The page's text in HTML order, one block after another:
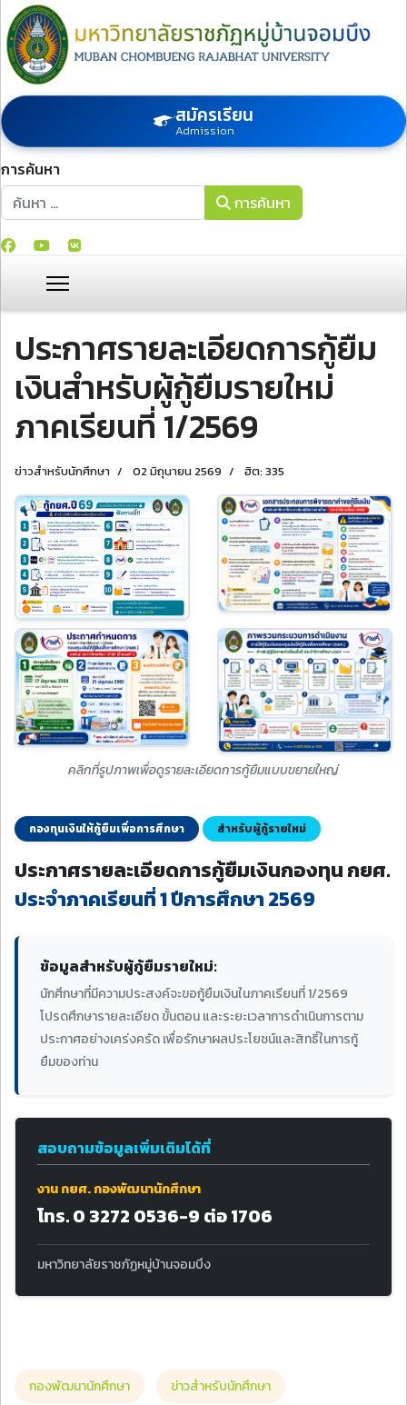
สมัครเรียน
Admission
การค้นหา
การค้นหา
การค้นหา
ประกาศรายละเอียดการกู้ยืม
เงินสำหรับผู้กู้ยืมรายใหม่
ภาคเรียนที่ 1/2569
ข่าวสำหรับนักศึกษา 02 มิถุนายน 2569 ฮิต: 335
คลิกที่รูปภาพเพื่อดูรายละเอียดการกู้ยืมแบบขยายใหญ่
กองทุนเงินให้กู้ยืมเพื่อการศึกษา สำหรับผู้กู้รายใหม่
ประกาศรายละเอียดการกู้ยืมเงินกองทุน กยศ.
ประจำภาคเรียนที่ 1 ปีการศึกษา 2569
ข้อมูลสำหรับผู้กู้ยืมรายใหม่:
นักศึกษาที่มีความประสงค์จะขอกู้ยืมเงินในภาคเรียนที่ 1/2569
โปรดศึกษารายละเอียด ขั้นตอน และระยะเวลาการดำเนินการตาม
ประกาศอย่างเคร่งครัด เพื่อรักษาผลประโยชน์และสิทธิ์ในการกู้
ยืมของท่าน
สอบถามข้อมูลเพิ่มเติมได้ที่
งาน กยศ. กองพัฒนานักศึกษา
โทร. 0 3272 0536-9 ต่อ 1706
มหาวิทยาลัยราชภัฏหมู่บ้านจอมบึง
กองพัฒนานักศึกษา ข่าวสำหรับนักศึกษา